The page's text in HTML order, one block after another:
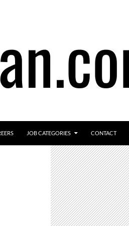
JOB CATEGORIES CONTACT